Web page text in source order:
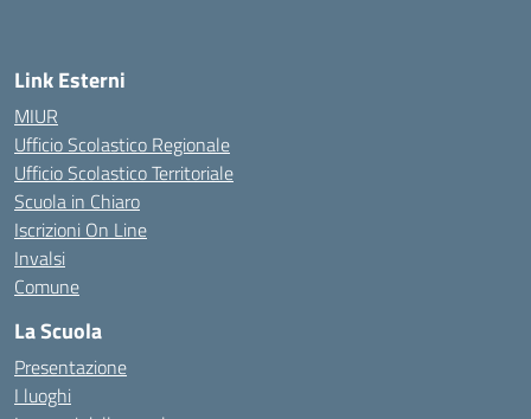
Link Esterni
MIUR
Ufficio Scolastico Regionale
Ufficio Scolastico Territoriale
Scuola in Chiaro
Iscrizioni On Line
Invalsi
Comune
La Scuola
Presentazione
I luoghi